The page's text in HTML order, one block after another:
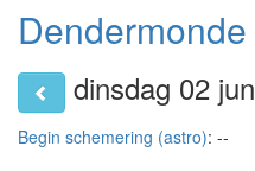
Dendermonde
dinsdag 02
Begin schemering (astro): --